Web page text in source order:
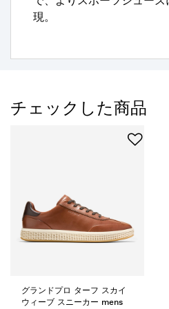
現。
チェックした商品
グランドプロ ターフ スカイ
ウィーブ スニーカー mens